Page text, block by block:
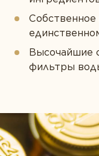
Собственное
Высочайшие
фильтры